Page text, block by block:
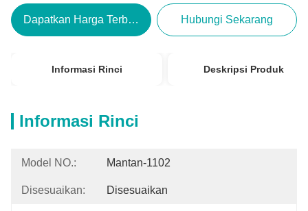
Dapatkan Harga Terbaik Hubungi Sekarang
Informasi Rinci Deskripsi Produk
Informasi Rinci
Model NO.: Mantan-1102
Disesuaikan: Disesuaikan